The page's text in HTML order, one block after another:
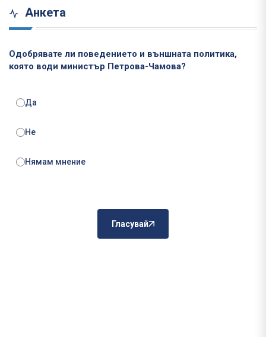
Анкета
Одобрявате ли поведението и външната политика,
която води министър Петрова-Чамова?
Да
Не
Нямам мнение
Гласувай